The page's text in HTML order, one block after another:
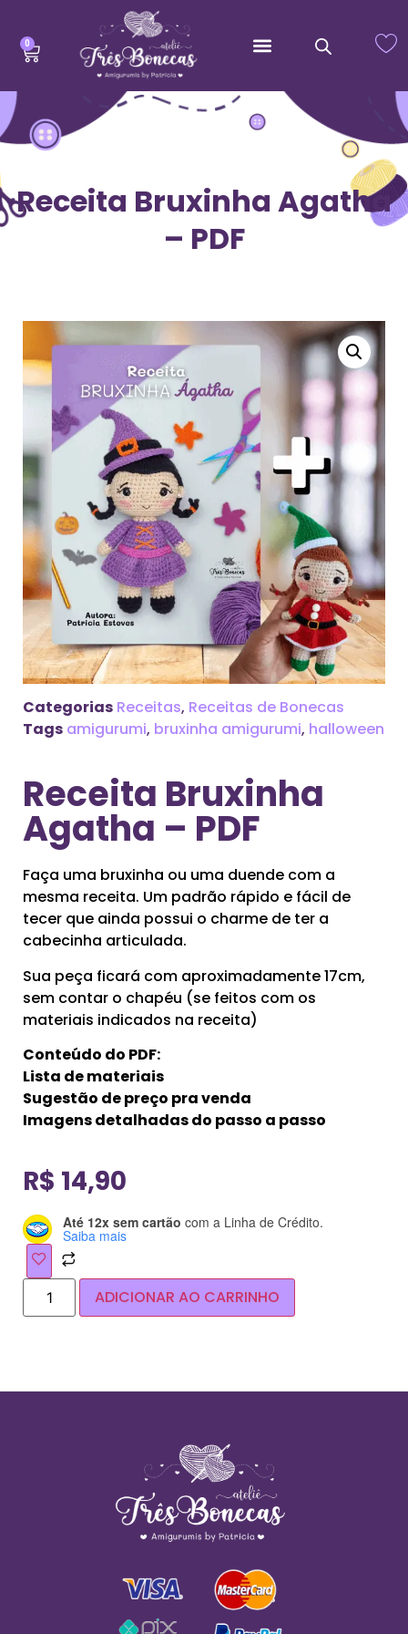
0
Receita Bruxinha Agatha
– PDF
Categorias Receitas, Receitas de Bonecas
Tags amigurumi, bruxinha amigurumi, halloween
Receita Bruxinha
Agatha – PDF
Faça uma bruxinha ou uma duende com a
mesma receita. Um padrão rápido e fácil de
tecer que ainda possui o charme de ter a
cabecinha articulada.
Sua peça ficará com aproximadamente 17cm,
sem contar o chapéu (se feitos com os
materiais indicados na receita)
Conteúdo do PDF:
Lista de materiais
Sugestão de preço pra venda
Imagens detalhadas do passo a passo
R$ 14,90
Até 12x sem cartão com a Linha de Crédito.
Saiba mais
ADICIONAR AO CARRINHO